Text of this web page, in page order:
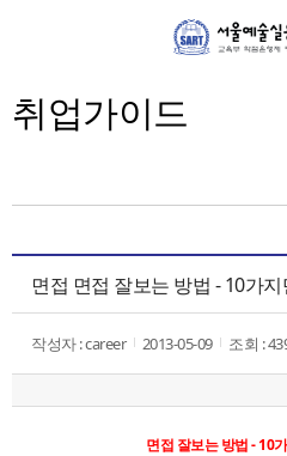
SART 학교소개
취업가이드
면접 면접 잘보는 방법 - 10가
작성자 : career 2013-05-09 조회 :
면접 잘보는 방법 - 10